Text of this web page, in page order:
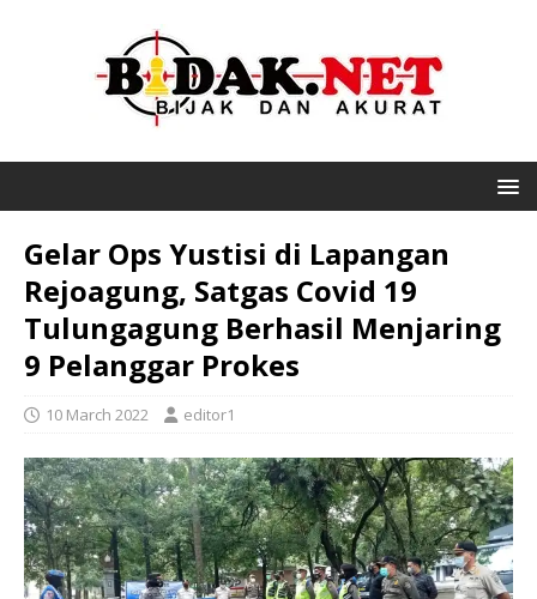
Gelar Ops Yustisi di Lapangan
Rejoagung, Satgas Covid 19
Tulungagung Berhasil Menjaring
9 Pelanggar Prokes
10 March 2022 editor1